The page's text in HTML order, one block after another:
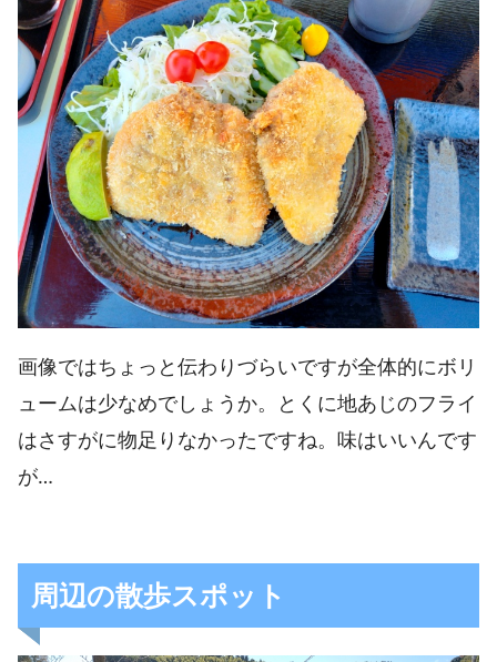
画像ではちょっと伝わりづらいですが全体的にボリ
ュームは少なめでしょうか。とくに地あじのフライ
はさすがに物足りなかったですね。味はいいんです
が…
周辺の散歩スポット